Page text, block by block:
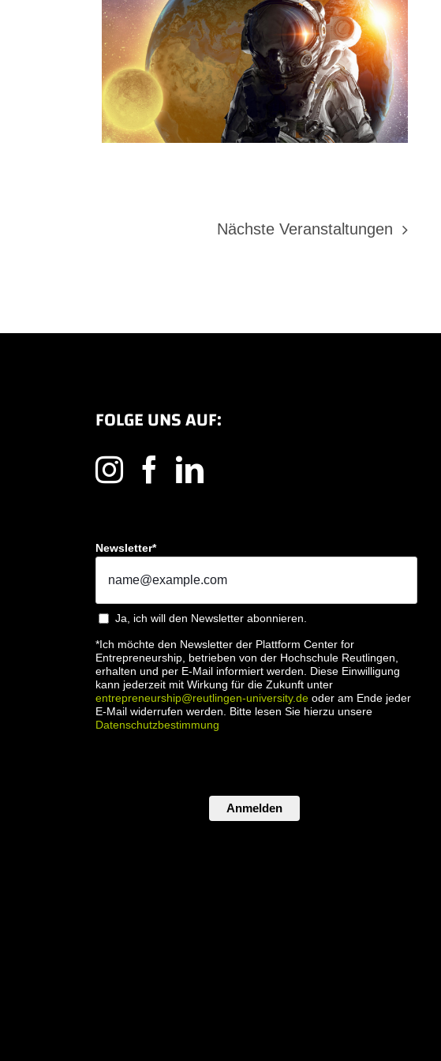
NächsteVeranstaltungen
FOLGE UNS AUF:
Newsletter*
Ja, ich will den Newsletter abonnieren.
*Ich möchte den Newsletter der Plattform Center for
Entrepreneurship, betrieben von der Hochschule Reutlingen,
erhalten und per E-Mail informiert werden. Diese Einwilligung
kann jederzeit mit Wirkung für die Zukunft unter
entrepreneurship@reutlingen-university.de oder am Ende jeder
E-Mail widerrufen werden. Bitte lesen Sie hierzu unsere
Datenschutzbestimmung
Anmelden